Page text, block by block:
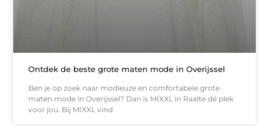
Ontdek de beste grote maten mode in Overijssel
Ben je op zoek naar modieuze en comfortabele grote
maten mode in Overijssel? Dan is MIXXL in Raalte dé plek
voor jou. Bij MIXXL vind